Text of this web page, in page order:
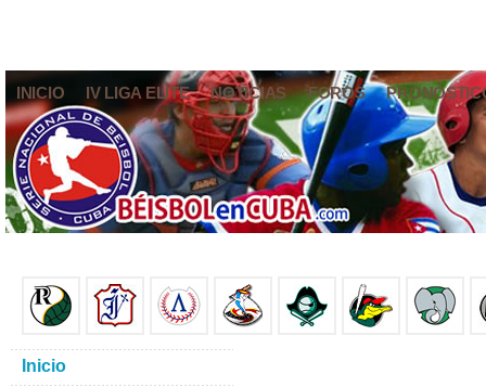
INICIO IV LIGA ELITE NOTICIAS FOROS
Inicio